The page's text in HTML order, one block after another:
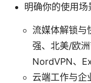
明确你的使用场
流媒体解锁与
强、北美/欧
NordVPN、
云端工作与企